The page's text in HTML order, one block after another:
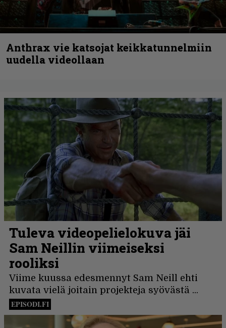
Anthrax vie katsojat keikkatunnelmiin
uudella videollaan